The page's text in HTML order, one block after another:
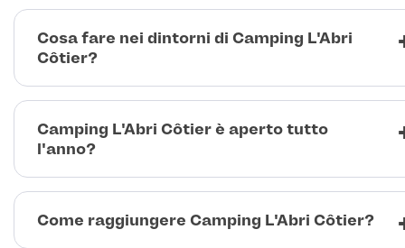
Cosa fare nei dintorni di Camping L'Abri
Côtier?
Camping L'Abri Côtier è aperto tutto
l'anno?
Come raggiungere Camping L'Abri Côtier?